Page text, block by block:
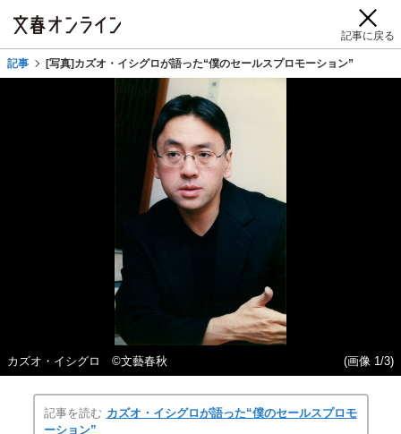
記事に戻る
記事 [写真]カズオ・イシグロが語った“僕のセールスプロモーション”
カズオ・イシグロ ©文藝春秋 (画像 1/3)
記事を読む カズオ・イシグロが語った“僕のセールスプロモ
ーション”